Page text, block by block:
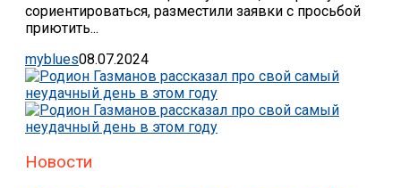
сориентироваться, разместили заявки с просьбой
приютить...
myblues08.07.2024
Новости